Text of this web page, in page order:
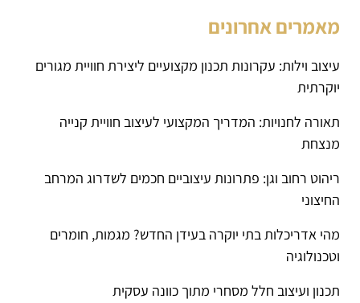
מאמרים אחרונים
עיצוב וילות: עקרונות תכנון מקצועיים ליצירת חוויית מגורים
יוקרתית
תאורה לחנויות: המדריך המקצועי לעיצוב חוויית קנייה
מנצחת
ריהוט רחוב וגן: פתרונות עיצוביים חכמים לשדרוג המרחב
החיצוני
מהי אדריכלות בתי יוקרה בעידן החדש? מגמות, חומרים
וטכנולוגיה
תכנון ועיצוב חלל מסחרי מתוך כוונה עסקית